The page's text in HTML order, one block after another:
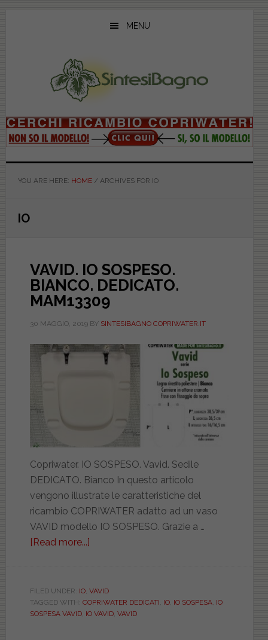
MENU
YOU ARE HERE: HOME /ARCHIVES FOR IO
IO
VAVID. IO SOSPESO.
BIANCO. DEDICATO.
MAM13309
30 MAGGIO, 2019BY SINTESIBAGNO COPRIWATER.IT
Copriwater. IO SOSPESO. Vavid. Sedile
DEDICATO. Bianco In questo articolo
vengono illustrate le caratteristiche del
ricambio COPRIWATER adatto ad un vaso
VAVID modello IO SOSPESO. Grazie a …
[Read more...]
SOSPESO.
BIANCO.
DEDICATO.
FILED UNDER: IO, VAVID
TAGGED WITH: COPRIWATER DEDICATI IO, IO SOSPESA, IO
SOSPESA VAVID, IO VAVID, VAVID